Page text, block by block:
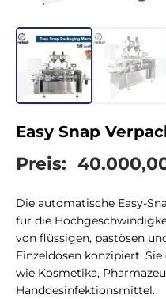
Easy Snap
Preis:
Die automatische Easy-
für die
von flüssigen, pastösen
Einzeldosen konzipiert.
wie Kosmetika,
Handdesinfektionsmittel.